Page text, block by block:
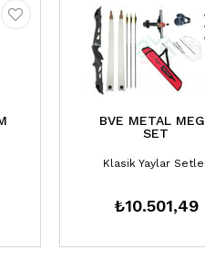
BVE METAL
SET
Klasik Yaylar
₺10.501,49